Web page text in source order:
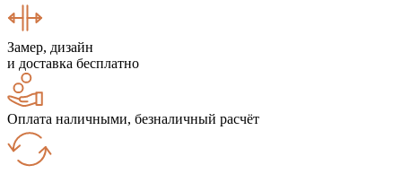
Замер, дизайн
и доставка бесплатно
Оплата наличными, безналичный расчёт